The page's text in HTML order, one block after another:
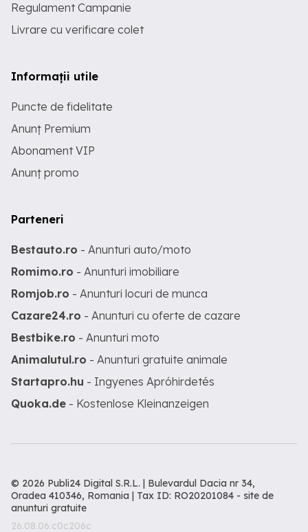
Regulament Campanie
Livrare cu verificare colet
Informații utile
Puncte de fidelitate
Anunț Premium
Abonament VIP
Anunț promo
Parteneri
Bestauto.ro - Anunturi auto/moto
Romimo.ro - Anunturi imobiliare
Romjob.ro - Anunturi locuri de munca
Cazare24.ro - Anunturi cu oferte de cazare
Bestbike.ro - Anunturi moto
Animalutul.ro - Anunturi gratuite animale
Startapro.hu - Ingyenes Apróhirdetés
Quoka.de - Kostenlose Kleinanzeigen
© 2026 Publi24 Digital S.R.L. | Bulevardul Dacia nr 34,
Oradea 410346, Romania | Tax ID: RO20201084 - site de
anunturi gratuite
26.08.06.c0c206c